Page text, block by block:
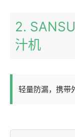
2.
汁机
轻量防漏，携带